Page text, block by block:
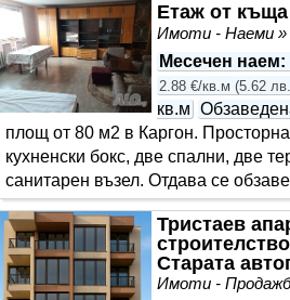
Етаж от
Имоти - Наеми
Месечен наем:
2.88 €/кв.м (5.62
кв.м
площ от 80 м2 в Каргон.
кухненски бокс, две спални, две
санитарен възел. Отдава се
Тристаев
Старата
Имоти -